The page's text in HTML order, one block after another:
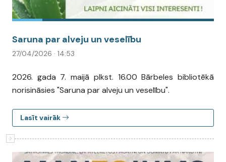
Saruna par alveju un veselību
27/04/2026 · 14:53
2026. gada 7. maijā plkst. 16.00 Bārbeles bibliotēkā
norisināsies "Saruna par alveju un veselību".
Lasīt vairāk